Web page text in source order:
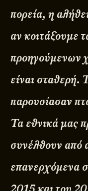
πορεία, η
αν κοιτάξουμε
προηγούμενων
είναι σταθερή.
παρουσίασαν
Τα εθνικά μας
συνέλθουν από
επανερχόμενα